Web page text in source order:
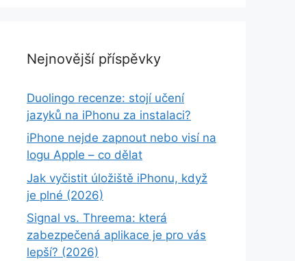
Nejnovější příspěvky
Duolingo recenze: stojí učení
jazyků na iPhonu za instalaci?
iPhone nejde zapnout nebo visí na
logu Apple – co dělat
Jak vyčistit úložiště iPhonu, když
je plné (2026)
Signal vs. Threema: která
zabezpečená aplikace je pro vás
lepší? (2026)